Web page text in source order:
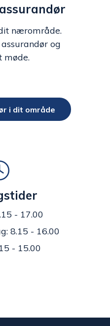
nærområde.
og
møde.
i dit område
- 17.00
8.15 - 16.00
- 15.00